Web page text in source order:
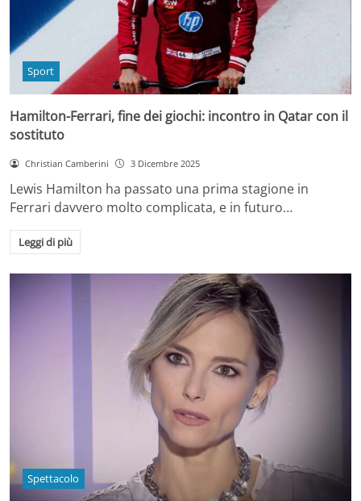
Sport
Hamilton-Ferrari, fine dei giochi: incontro in Qatar con il
sostituto
Christian Camberini 3 Dicembre 2025
Lewis Hamilton ha passato una prima stagione in
Ferrari davvero molto complicata, e in futuro…
Leggi di più
Spettacolo